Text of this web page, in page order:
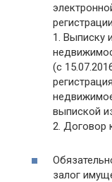
1. Выписку
(с
выпиской
2. Договор
залог